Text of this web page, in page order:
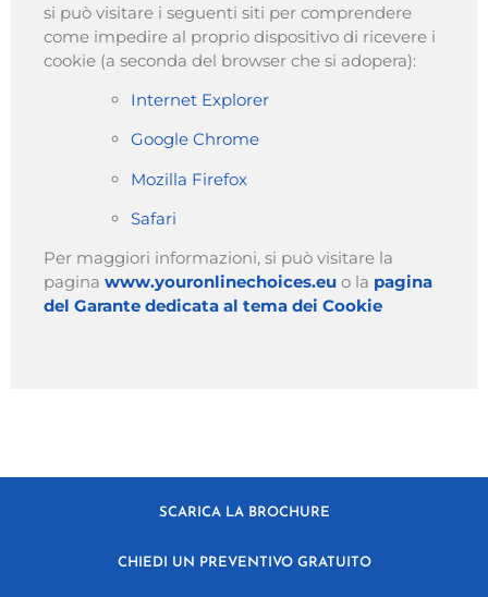
si può visitare i seguenti siti per comprendere
come impedire al proprio dispositivo di ricevere i
cookie (a seconda del browser che si adopera):
Internet Explorer
Google Chrome
Mozilla Firefox
Safari
Per maggiori informazioni, si può visitare la
pagina www.youronlinechoices.eu o la pagina
del Garante dedicata al tema dei Cookie
SCARICA LA BROCHURE
CHIEDI UN PREVENTIVO GRATUITO